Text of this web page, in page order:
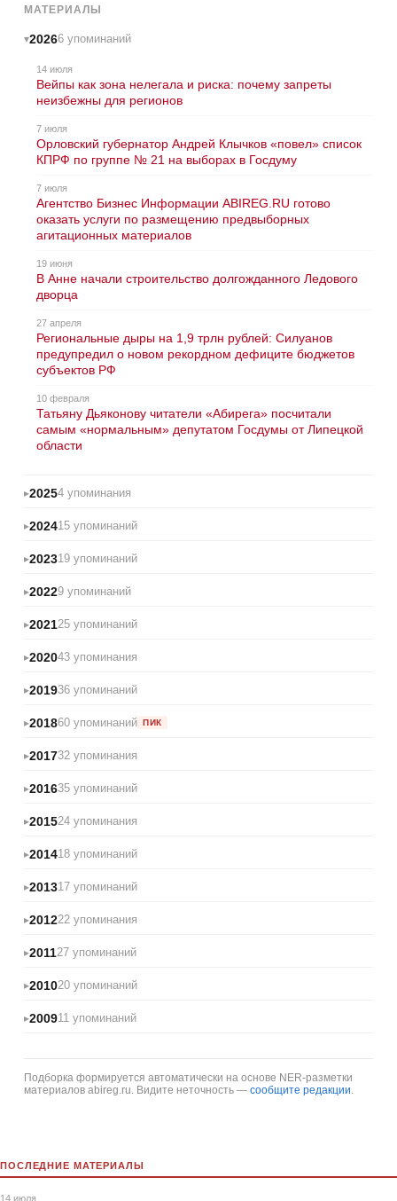
МАТЕРИАЛЫ
20266 упоминаний
14 июля
Вейпы как зона нелегала и риска: почему запреты
неизбежны для регионов
7 июля
Орловский губернатор Андрей Клычков «повел» список
КПРФ по группе № 21 на выборах в Госдуму
7 июля
Агентство Бизнес Информации ABIREG.RU готово
оказать услуги по размещению предвыборных
агитационных материалов
19 июня
В Анне начали строительство долгожданного Ледового
дворца
27 апреля
Региональные дыры на 1,9 трлн рублей: Силуанов
предупредил о новом рекордном дефиците бюджетов
субъектов РФ
10 февраля
Татьяну Дьяконову читатели «Абирега» посчитали
самым «нормальным» депутатом Госдумы от Липецкой
области
20254 упоминания
202415 упоминаний
202319 упоминаний
20229 упоминаний
202125 упоминаний
202043 упоминания
201936 упоминаний
201860 упоминаний ПИК
201732 упоминания
201635 упоминаний
201524 упоминания
201418 упоминаний
201317 упоминаний
201222 упоминания
201127 упоминаний
201020 упоминаний
200911 упоминаний
Подборка формируется автоматически на основе NER-разметки
материалов abireg.ru. Видите неточность — сообщите редакции
ПОСЛЕДНИЕ МАТЕРИАЛЫ
14 июля